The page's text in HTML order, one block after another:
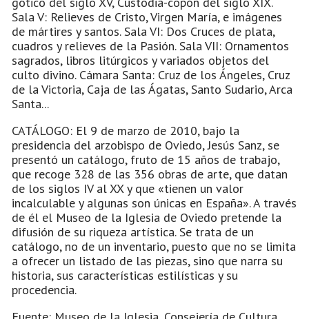
Sala V: Relieves de Cristo, Virgen María, e imágenes
de mártires y santos. Sala VI: Dos Cruces de plata,
cuadros y relieves de la Pasión. Sala VII: Ornamentos
sagrados, libros litúrgicos y variados objetos del
culto divino. Cámara Santa: Cruz de los Ángeles, Cruz
de la Victoria, Caja de las Ágatas, Santo Sudario, Arca
Santa...
CATÁLOGO: El 9 de marzo de 2010, bajo la
presidencia del arzobispo de Oviedo, Jesús Sanz, se
presentó un catálogo, fruto de 15 años de trabajo,
que recoge 328 de las 356 obras de arte, que datan
de los siglos IV al XX y que «tienen un valor
incalculable y algunas son únicas en España». A través
de él el Museo de la Iglesia de Oviedo pretende la
difusión de su riqueza artística. Se trata de un
catálogo, no de un inventario, puesto que no se limita
a ofrecer un listado de las piezas, sino que narra su
historia, sus características estilísticas y su
procedencia.